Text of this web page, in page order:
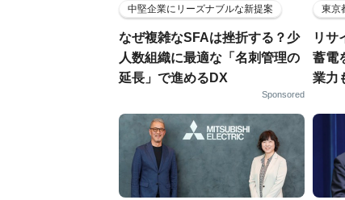
中堅企業にリーズナブルな新提案
なぜ複雑なSFAは挫折する？少
人数組織に最適な「名刺管理の
延長」で進めるDX
Sponsored
東京
リサ
蓄電
業力